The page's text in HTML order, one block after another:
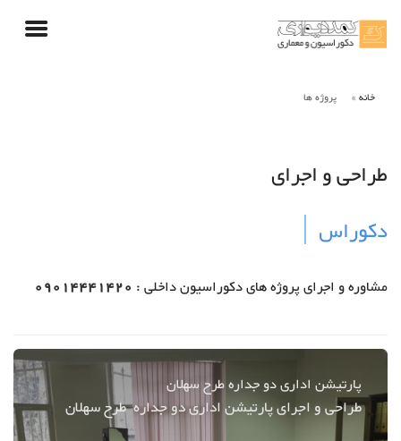
خانه پروژه ها
طراحی و اجرای
دک
مشاوره و اجرای پروژه های دکوراسیون داخلی : 09014441420
پارتیشن اداری دو جداره طرح سهلان
طراحی و اجرای پارتیشن اداری دو جداره طرح سهلان